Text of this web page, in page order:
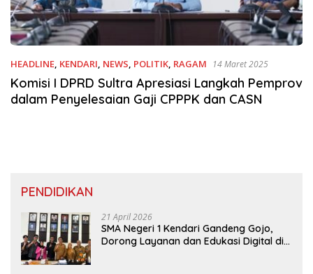
HEADLINE, KENDARI, NEWS, POLITIK, RAGAM 14 Maret 2025
Komisi I DPRD Sultra Apresiasi Langkah Pemprov
dalam Penyelesaian Gaji CPPPK dan CASN
PENDIDIKAN
21 April 2026
SMA Negeri 1 Kendari Gandeng Gojo,
Dorong Layanan dan Edukasi Digital di